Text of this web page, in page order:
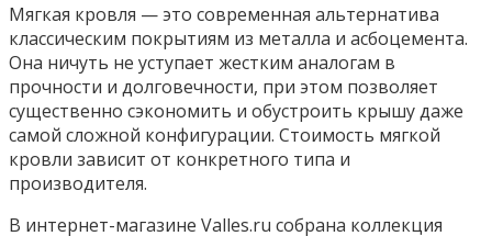
Мягкая кровля — это современная альтернатива
классическим покрытиям из металла и асбоцемента.
Она ничуть не уступает жестким аналогам в
прочности и долговечности, при этом позволяет
существенно сэкономить и обустроить крышу даже
самой сложной конфигурации. Стоимость мягкой
кровли зависит от конкретного типа и
производителя.
В интернет-магазине Valles.ru собрана коллекция